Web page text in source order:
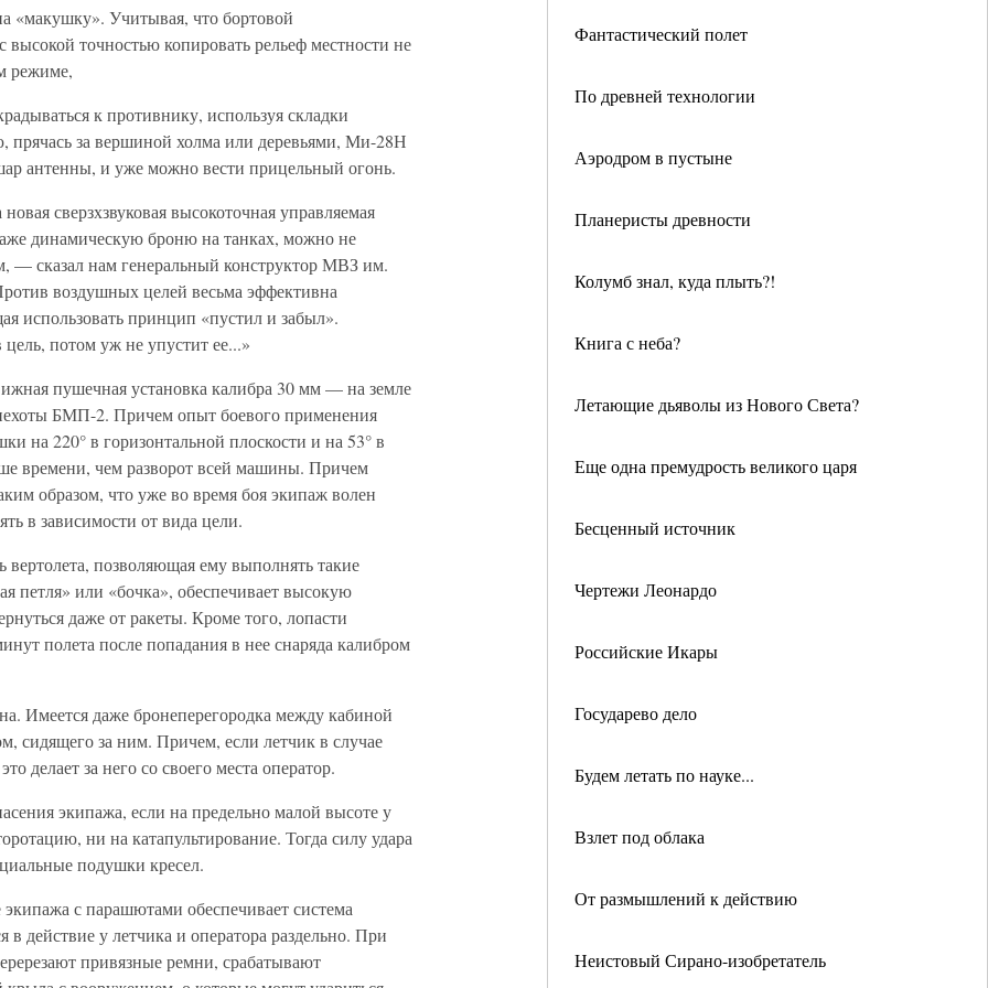
Фантастический полет
По древней технологии
Аэродром в пустыне
Планеристы древности
Колумб знал, куда плыть?!
Книга с неба?
Летающие дьяволы из Нового Света?
Еще одна премудрость великого царя
Бесценный источник
Чертежи Леонардо
Российские Икары
Государево дело
Будем летать по науке...
Взлет под облака
От размышлений к действию
Неистовый Сирано-изобретатель
«макушку». Учитывая, что бортовой
точностью копировать рельеф местности не
режиме,
к противнику, используя складки
прячась за вершиной холма или деревьями, Ми-28Н
антенны, и уже можно вести прицельный огонь.
сверзхзвуковая высокоточная управляемая
динамическую броню на танках, можно не
— сказал нам генеральный конструктор МВЗ им.
воздушных целей весьма эффективна
использовать принцип «пустил и забыл».
потом уж не упустит ее...»
пушечная установка калибра 30 мм — на земле
БМП-2. Причем опыт боевого применения
на 220° в горизонтальной плоскости и на 53° в
времени, чем разворот всей машины. Причем
образом, что уже во время боя экипаж волен
в зависимости от вида цели.
позволяющая ему выполнять такие
петля» или «бочка», обеспечивает высокую
даже от ракеты. Кроме того, лопасти
полета после попадания в нее снаряда калибром
Имеется даже бронеперегородка между кабиной
сидящего за ним. Причем, если летчик в случае
делает за него со своего места оператор.
экипажа, если на предельно малой высоте у
ни на катапультирование. Тогда силу удара
подушки кресел.
с парашютами обеспечивает система
действие у летчика и оператора раздельно. При
привязные ремни, срабатывают